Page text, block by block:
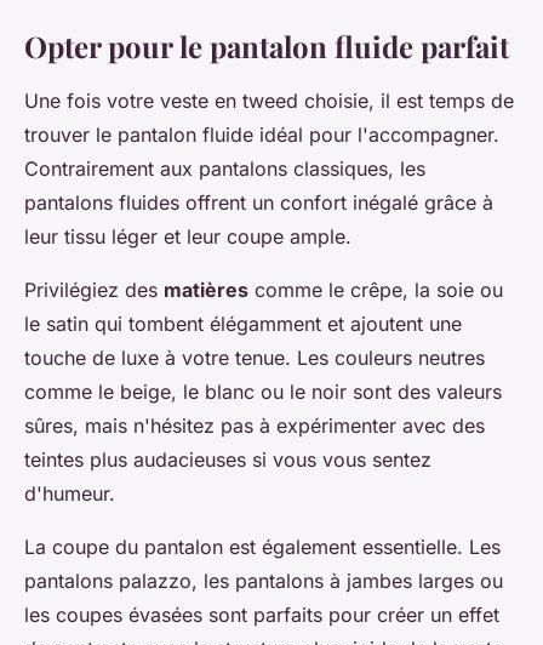
Opter pour le pantalon fluide parfait
Une fois votre veste en tweed choisie, il est temps de
trouver le pantalon fluide idéal pour l'accompagner.
Contrairement aux pantalons classiques, les
pantalons fluides offrent un confort inégalé grâce à
leur tissu léger et leur coupe ample.
Privilégiez des matières comme le crêpe, la soie ou
le satin qui tombent élégamment et ajoutent une
touche de luxe à votre tenue. Les couleurs neutres
comme le beige, le blanc ou le noir sont des valeurs
sûres, mais n'hésitez pas à expérimenter avec des
teintes plus audacieuses si vous vous sentez
d'humeur.
La coupe du pantalon est également essentielle. Les
pantalons palazzo, les pantalons à jambes larges ou
les coupes évasées sont parfaits pour créer un effet